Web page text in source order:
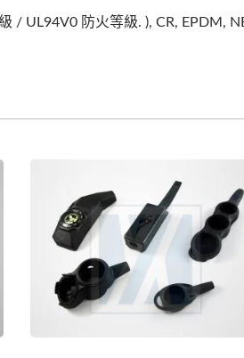
/ UL94V0 防火等級. ), CR, EPDM,